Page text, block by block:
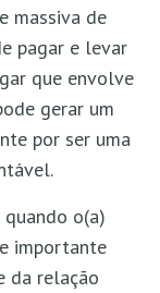
massiva de
pagar e levar
que envolve
gerar um
por ser uma
o(a)
importante
da relação